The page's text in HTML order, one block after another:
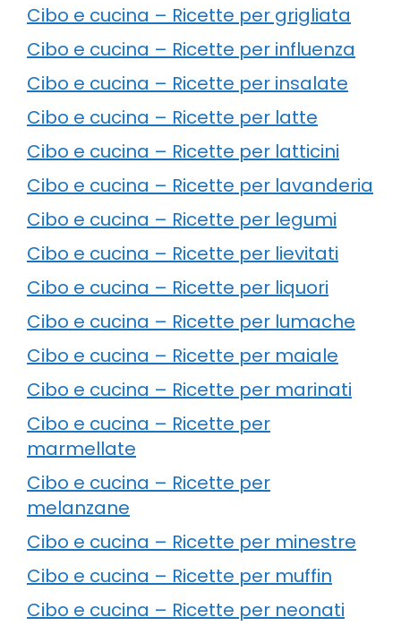
Cibo e cucina – Ricette per grigliata
Cibo e cucina – Ricette per influenza
Cibo e cucina – Ricette per insalate
Cibo e cucina – Ricette per latte
Cibo e cucina – Ricette per latticini
Cibo e cucina – Ricette per lavanderia
Cibo e cucina – Ricette per legumi
Cibo e cucina – Ricette per lievitati
Cibo e cucina – Ricette per liquori
Cibo e cucina – Ricette per lumache
Cibo e cucina – Ricette per maiale
Cibo e cucina – Ricette per marinati
Cibo e cucina – Ricette per
marmellate
Cibo e cucina – Ricette per
melanzane
Cibo e cucina – Ricette per minestre
Cibo e cucina – Ricette per muffin
Cibo e cucina – Ricette per neonati